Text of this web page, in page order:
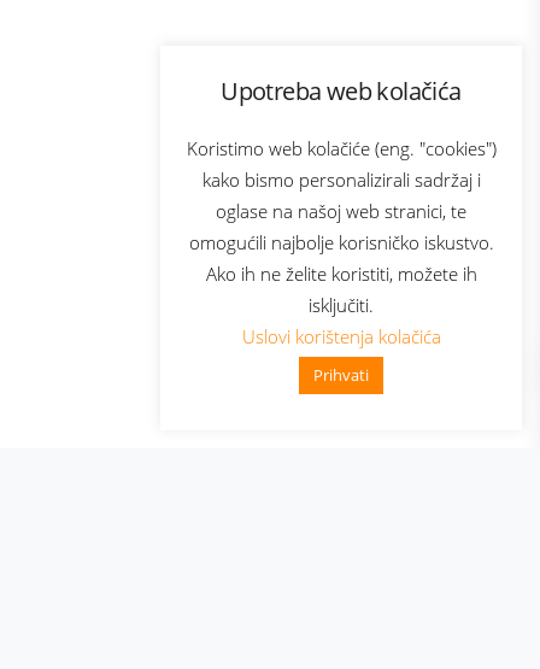
Upotreba web kolačića
Koristimo web kolačiće (eng. "cookies")
kako bismo personalizirali sadržaj i
oglase na našoj web stranici, te
omogućili najbolje korisničko iskustvo.
Ako ih ne želite koristiti, možete ih
isključiti.
Uslovi korištenja kolačića
Prihvati
👋 Zdravo, kako mogu pomoći
Bonus plus
Prijava za newsletter